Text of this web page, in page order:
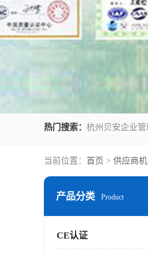
热门搜索：
当前位置： 首页 > 供应商机
产品分类 Product
CE认证